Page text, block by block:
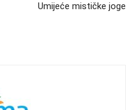
Umijeće mističke joge